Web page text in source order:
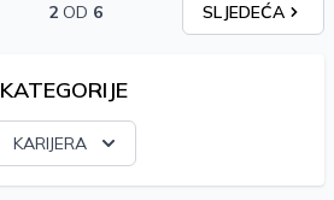
2 OD 6 SLJEDEĆA
KATEGORIJE
KARIJERA